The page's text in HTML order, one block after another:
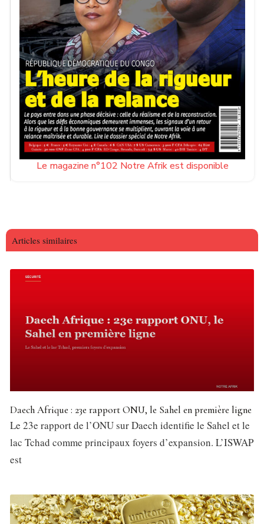
Le magazine n°102 Notre Afrik est disponible
Articles similaires
Daech Afrique : 23e rapport ONU, le Sahel en première ligne
Le 23e rapport de l’ONU sur Daech identifie le Sahel et le
lac Tchad comme principaux foyers d’expansion. L’ISWAP
est